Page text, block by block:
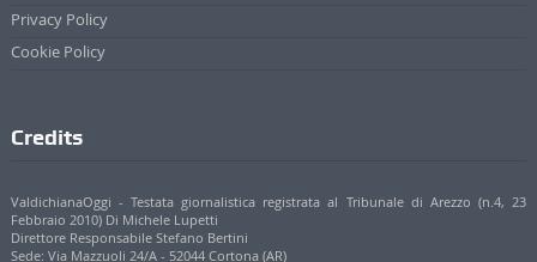
Privacy Policy
Cookie Policy
Credits
ValdichianaOggi - Testata giornalistica registrata al Tribunale di Arezzo (n.4, 23
Febbraio 2010) Di Michele Lupetti
Direttore Responsabile Stefano Bertini
Sede: Via Mazzuoli 24/A - 52044 Cortona (AR)